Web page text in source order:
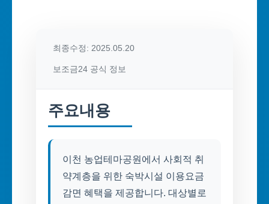
최종수정: 2025.05.20
보조금24 공식 정보
주요내용
이천 농업테마공원에서 사회적 취
약계층을 위한 숙박시설 이용요금
감면 혜택을 제공합니다. 대상별로